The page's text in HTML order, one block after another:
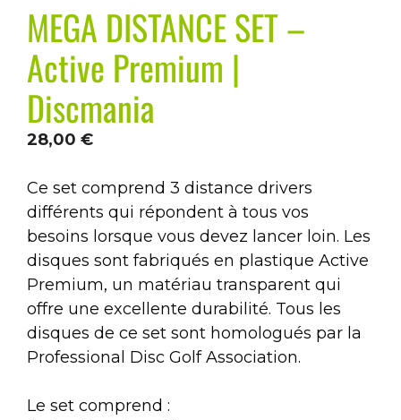
MEGA DISTANCE SET –
Active Premium |
Discmania
28,00 €
Ce set comprend 3 distance drivers
différents qui répondent à tous vos
besoins lorsque vous devez lancer loin. Les
disques sont fabriqués en plastique Active
Premium, un matériau transparent qui
offre une excellente durabilité. Tous les
disques de ce set sont homologués par la
Professional Disc Golf Association.
Le set comprend :